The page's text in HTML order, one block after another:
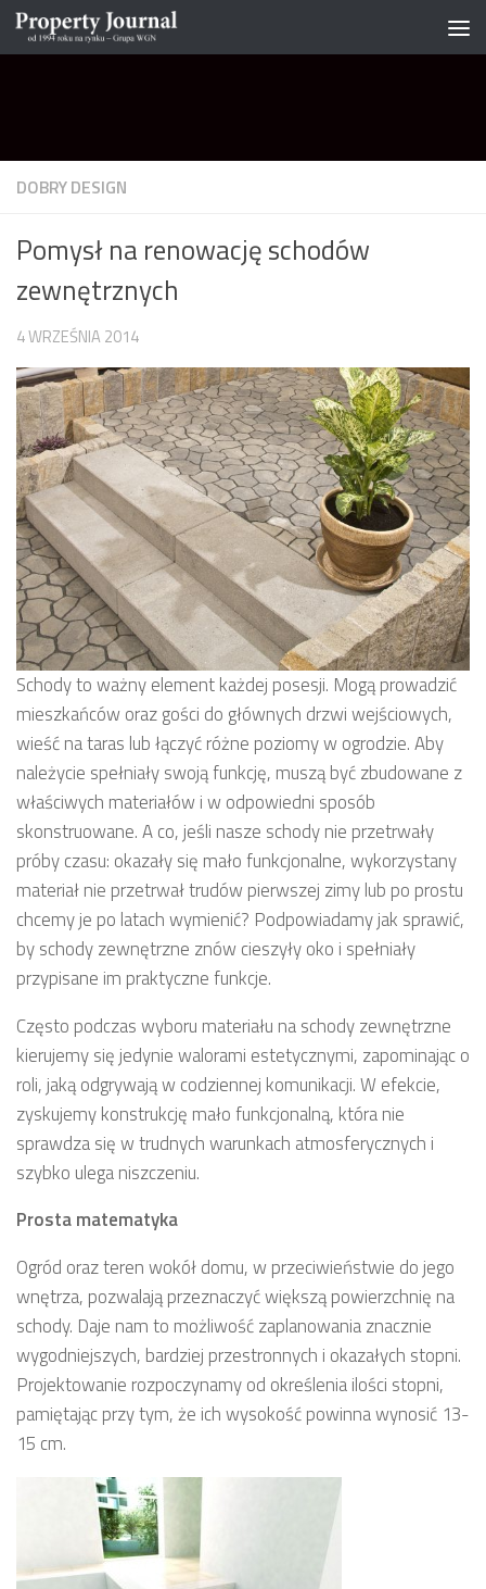
Skip to content
DOBRY DESIGN
Pomysł na renowację schodów
zewnętrznych
4 WRZEŚNIA 2014
Schody to ważny element każdej posesji. Mogą prowadzić
mieszkańców oraz gości do głównych drzwi wejściowych,
wieść na taras lub łączyć różne poziomy w ogrodzie. Aby
należycie spełniały swoją funkcję, muszą być zbudowane z
właściwych materiałów i w odpowiedni sposób
skonstruowane. A co, jeśli nasze schody nie przetrwały
próby czasu: okazały się mało funkcjonalne, wykorzystany
materiał nie przetrwał trudów pierwszej zimy lub po prostu
chcemy je po latach wymienić? Podpowiadamy jak sprawić,
by schody zewnętrzne znów cieszyły oko i spełniały
przypisane im praktyczne funkcje.
Często podczas wyboru materiału na schody zewnętrzne
kierujemy się jedynie walorami estetycznymi, zapominając o
roli, jaką odgrywają w codziennej komunikacji. W efekcie,
zyskujemy konstrukcję mało funkcjonalną, która nie
sprawdza się w trudnych warunkach atmosferycznych i
szybko ulega niszczeniu.
Prosta matematyka
Ogród oraz teren wokół domu, w przeciwieństwie do jego
wnętrza, pozwalają przeznaczyć większą powierzchnię na
schody. Daje nam to możliwość zaplanowania znacznie
wygodniejszych, bardziej przestronnych i okazałych stopni.
Projektowanie rozpoczynamy od określenia ilości stopni,
pamiętając przy tym, że ich wysokość powinna wynosić 13-
15 cm.